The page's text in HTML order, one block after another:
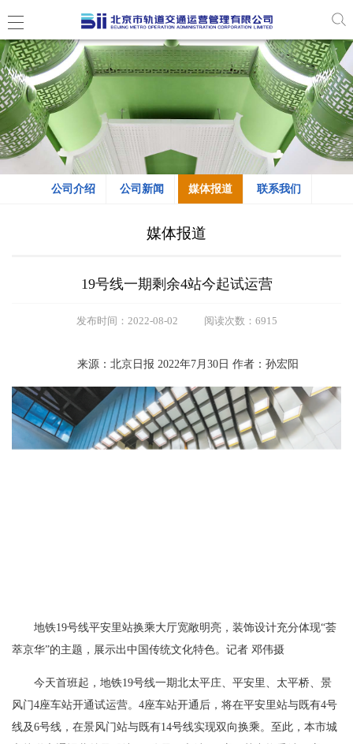
公司介绍 公司新闻 媒体报道 联系我们
媒体报道
19号线一期剩余4站今起试运营
发布时间：2022-08-02 阅读次数：6915
来源：北京日报 2022年7月30日 作者：孙宏阳
地铁19号线平安里站换乘大厅宽敞明亮，装饰设计充分体现“荟
萃京华”的主题，展示出中国传统文化特色。记者 邓伟摄
今天首班起，地铁19号线一期北太平庄、平安里、太平桥、景
风门4座车站开通试运营。4座车站开通后，将在平安里站与既有4号
线及6号线，在景风门站与既有14号线实现双向换乘。至此，本市城